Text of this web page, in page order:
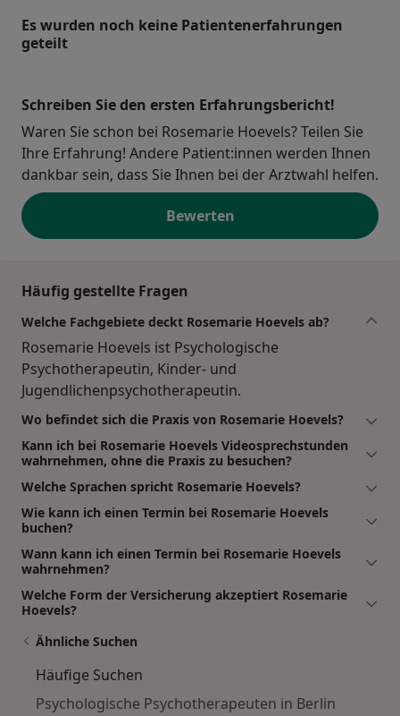
Es wurden noch keine Patientenerfahrungen
geteilt
Schreiben Sie den ersten Erfahrungsbericht!
Waren Sie schon bei Rosemarie Hoevels? Teilen Sie
Ihre Erfahrung! Andere Patient:innen werden Ihnen
dankbar sein, dass Sie Ihnen bei der Arztwahl helfen.
Bewerten
Häufig gestellte Fragen
Welche Fachgebiete deckt Rosemarie Hoevels ab?
Rosemarie Hoevels ist Psychologische
Psychotherapeutin, Kinder- und
Jugendlichenpsychotherapeutin.
Wo befindet sich die Praxis von Rosemarie Hoevels?
Kann ich bei Rosemarie Hoevels Videosprechstunden
wahrnehmen, ohne die Praxis zu besuchen?
Welche Sprachen spricht Rosemarie Hoevels?
Wie kann ich einen Termin bei Rosemarie Hoevels
buchen?
Wann kann ich einen Termin bei Rosemarie Hoevels
wahrnehmen?
Welche Form der Versicherung akzeptiert Rosemarie
Hoevels?
Ähnliche Suchen
Häufige Suchen
Psychologische Psychotherapeuten in Berlin